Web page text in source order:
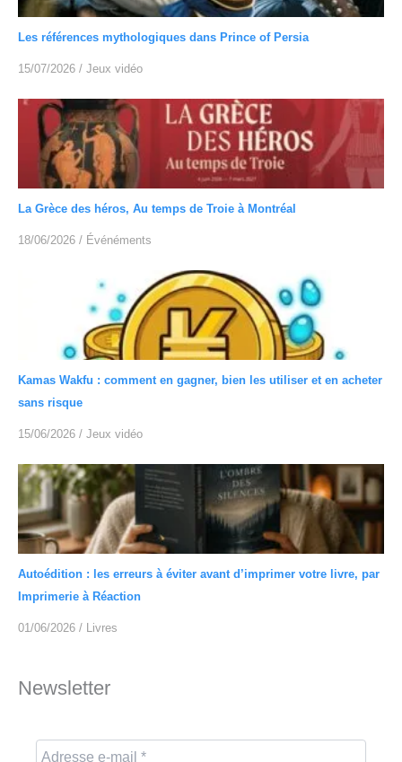
Les références mythologiques dans Prince of Persia
15/07/2026 / Jeux vidéo
La Grèce des héros, Au temps de Troie à Montréal
18/06/2026 / Événéments
Kamas Wakfu : comment en gagner, bien les utiliser et en acheter
sans risque
15/06/2026 / Jeux vidéo
Autoédition : les erreurs à éviter avant d’imprimer votre livre, par
Imprimerie à Réaction
01/06/2026 / Livres
Newsletter